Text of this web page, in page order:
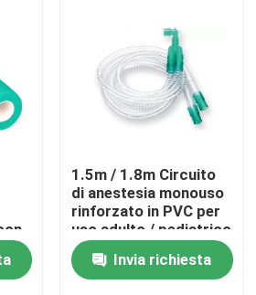
1.5m / 1.8m Circuito
di anestesia monouso
rinforzato in PVC per
uso adulto / pediatrico
Invia richiesta